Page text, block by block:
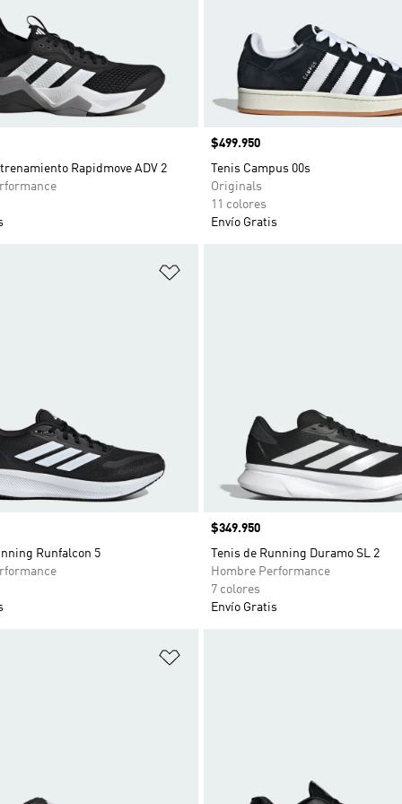
Rapidmove ADV 2
Precio
$499.950
Tenis Campus 00s
Originals
11 colores
Envío Gratis
Runfalcon 5
Precio
$349.950
Tenis de Running Duramo SL 2
Hombre Performance
7 colores
Envío Gratis